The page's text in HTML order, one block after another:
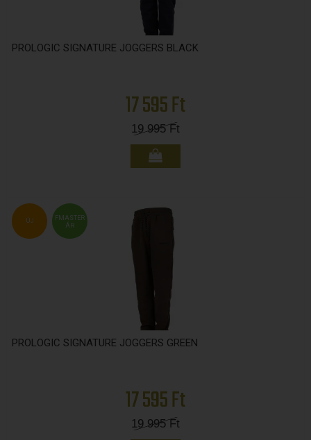
PROLOGIC SIGNATURE JOGGERS BLACK
17 595 Ft
19 995Ft
FMASTER
ÁR
ÚJ
PROLOGIC SIGNATURE JOGGERS GREEN
17 595 Ft
19 995Ft